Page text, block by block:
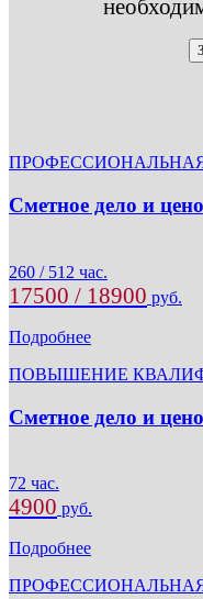
Сметное дело и
260 / 512 час.
17500 / 18900 руб.
Подробнее
ПОВЫШЕНИЕ
Сметное дело и
72 час.
4900 руб.
Подробнее